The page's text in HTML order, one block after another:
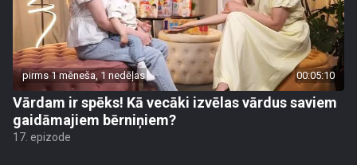
pirms 1 mēneša, 1 nedēļas 00:05:10
Vārdam ir spēks! Kā vecāki izvēlas vārdus saviem
gaidāmajiem bērniņiem?
17. epizode